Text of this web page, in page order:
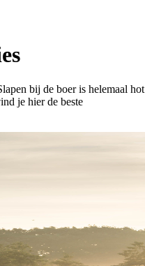
bij de boer is helemaal
je hier de beste